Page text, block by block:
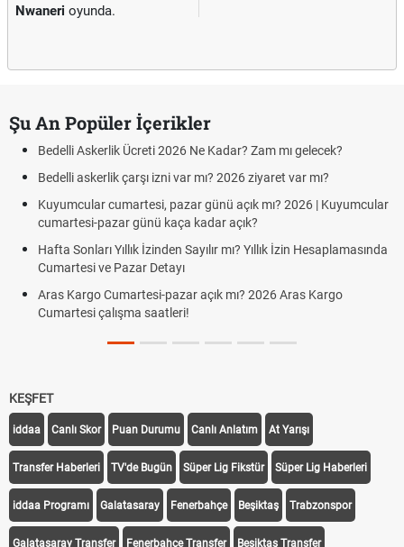
Nwaneri oyunda.
Şu An Popüler İçerikler
Bedelli Askerlik Ücreti 2026 Ne Kadar? Zam mı gelecek?
Bedelli askerlik çarşı izni var mı? 2026 ziyaret var mı?
Kuyumcular cumartesi, pazar günü açık mı? 2026 | Kuyumcular
cumartesi-pazar günü kaça kadar açık?
Hafta Sonları Yıllık İzinden Sayılır mı? Yıllık İzin Hesaplamasında
Cumartesi ve Pazar Detayı
Aras Kargo Cumartesi-pazar açık mı? 2026 Aras Kargo
Cumartesi çalışma saatleri!
KEŞFET
iddaa Canlı Skor Puan Durumu Canlı Anlatım At Yarışı
Transfer Haberleri TV'de Bugün Süper Lig Fikstür Süper Lig Haberleri
iddaa Programı Galatasaray Fenerbahçe Beşiktaş Trabzonspor
Galatasaray Transfer Fenerbahçe Transfer Beşiktaş Transfer